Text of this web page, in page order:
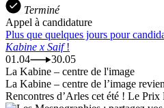
Terminé
Appel à candidature
Plus que quelques jours pour
Kabine x Saif!
01.04
30.05
La Kabine – centre de l'image
La Kabine – centre de l’image
Rencontres d’Arles cet été ! Le Prix